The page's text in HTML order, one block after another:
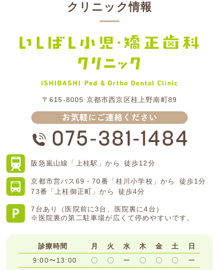
クリニック情報
〒615-8005 京都市西京区桂上野南町89
阪急嵐山線 「上桂駅」から 徒歩12分
京都市営バス 69・70番「桂川小学校」から 徒歩1分
73番「上桂御正町」から 徒歩4分
7台あり（医院前に3台、医院裏に4台）
※医院裏の第二駐車場が広くて停めやすいです。
診療時間 月 火 水 木 金 土
日
9:00〜13:00
〇 〇 ー 〇 〇 〇
ー